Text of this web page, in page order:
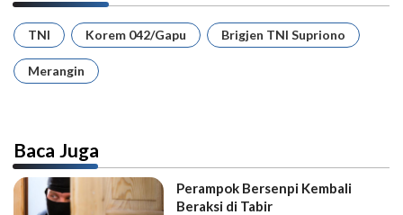
TNI Korem 042/Gapu Brigjen TNI Supriono
Merangin
Baca Juga
Perampok Bersenpi Kembali
Beraksi di Tabir